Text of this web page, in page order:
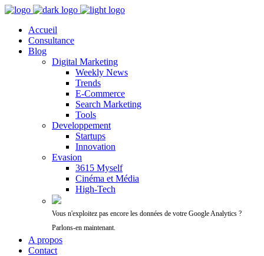
Accueil
Consultance
Blog
Digital Marketing
Weekly News
Trends
E-Commerce
Search Marketing
Tools
Developpement
Startups
Innovation
Evasion
3615 Myself
Cinéma et Média
High-Tech
Vous n'exploitez pas encore les données de votre Google Analytics ?
Parlons-en maintenant.
A propos
Contact